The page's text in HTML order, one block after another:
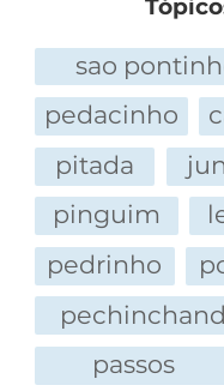
sao
pedacinho
pitada
pinguim
pedrinho
passos